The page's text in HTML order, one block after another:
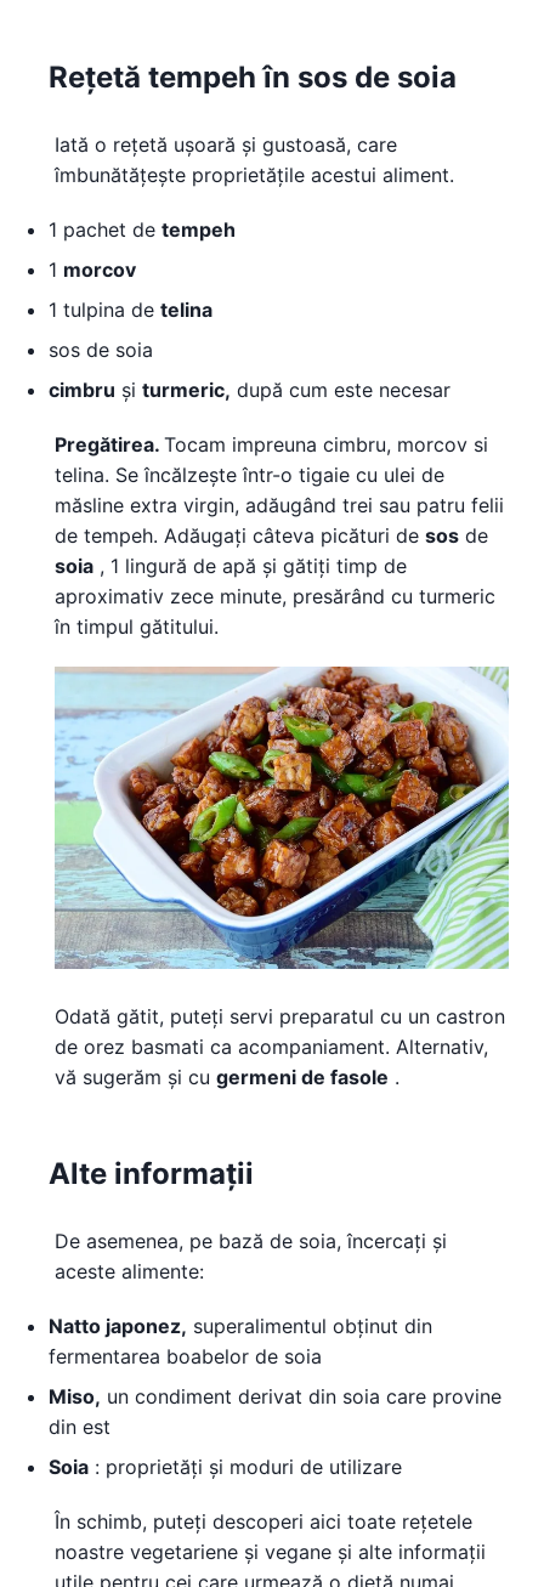
Rețetă tempeh în sos de soia
Iată o rețetă ușoară și gustoasă, care
îmbunătățește proprietățile acestui aliment.
1 pachet de tempeh
1 morcov
1 tulpina de telina
sos de soia
cimbru și turmeric, după cum este necesar
Pregătirea. Tocam impreuna cimbru, morcov si
telina. Se încălzește într-o tigaie cu ulei de
măsline extra virgin, adăugând trei sau patru felii
de tempeh. Adăugați câteva picături de sos de
soia , 1 lingură de apă și gătiți timp de
aproximativ zece minute, presărând cu turmeric
în timpul gătitului.
Odată gătit, puteți servi preparatul cu un castron
de orez basmati ca acompaniament. Alternativ,
vă sugerăm și cu germeni de fasole .
Alte informații
De asemenea, pe bază de soia, încercați și
aceste alimente:
Natto japonez, superalimentul obținut din
fermentarea boabelor de soia
Miso, un condiment derivat din soia care provine
din est
Soia : proprietăți și moduri de utilizare
În schimb, puteți descoperi aici toate rețetele
noastre vegetariene și vegane și alte informații